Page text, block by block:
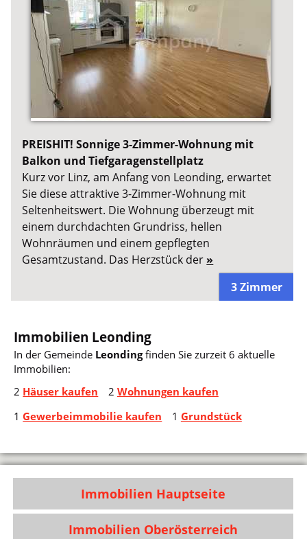
PREISHIT! Sonnige 3-Zimmer-Wohnung mit
Balkon und Tiefgaragenstellplatz
Kurz vor Linz, am Anfang von Leonding, erwartet
Sie diese attraktive 3-Zimmer-Wohnung mit
Seltenheitswert. Die Wohnung überzeugt mit
einem durchdachten Grundriss, hellen
Wohnräumen und einem gepflegten
Gesamtzustand. Das Herzstück der »
3 Zimmer
Immobilien Leonding
In der Gemeinde Leondingfinden Sie zurzeit 6 aktuelle
Immobilien:
2 Häuser kaufen 2 Wohnungen kaufen
1Gewerbeimmobilie kaufen 1 Grundstück
Immobilien Hauptseite
Immobilien Oberösterreich